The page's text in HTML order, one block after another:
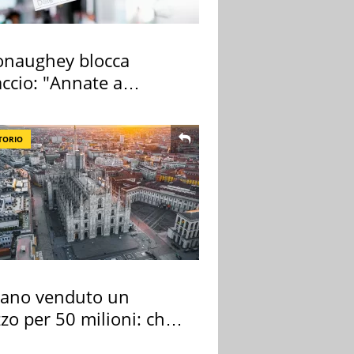
blocca
"Annate a
venduto un
per 50 milioni: chi